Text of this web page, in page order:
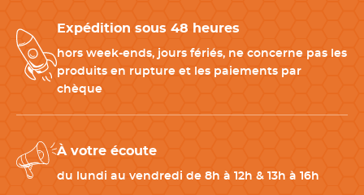
Expédition sous 48 heures
hors week-ends, jours fériés, ne concerne pas les
produits en rupture et les paiements par
chèque
À votre écoute
du lundi au vendredi de 8h à 12h & 13h à 16h